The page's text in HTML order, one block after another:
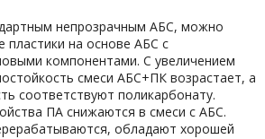
непрозрачным АБС, можно
пластики на основе АБС с
компонентами. С увеличением
смеси АБС+ПК возрастает, а
соответствуют поликарбонату.
ПА снижаются в смеси с АБС.
обладают хорошей